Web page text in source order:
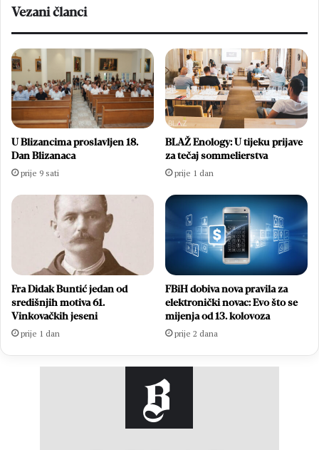
Vezani članci
U Blizancima proslavljen 18.
Dan Blizanaca
prije 9 sati
BLAŽ Enology: U tijeku prijave
za tečaj sommelierstva
prije 1 dan
Fra Didak Buntić jedan od
središnjih motiva 61.
Vinkovačkih jeseni
prije 1 dan
FBiH dobiva nova pravila za
elektronički novac: Evo što se
mijenja od 13. kolovoza
prije 2 dana